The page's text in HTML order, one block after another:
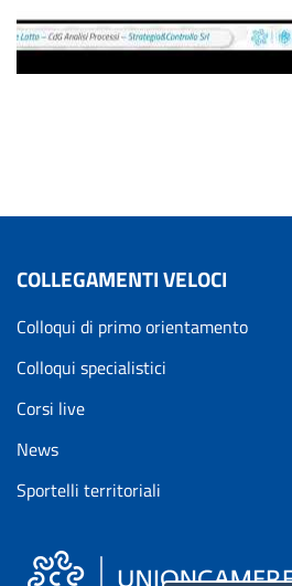
COLLEGAMENTI VELOCI
Colloqui di primo orientamento
Colloqui specialistici
Corsi live
News
Sportelli territoriali